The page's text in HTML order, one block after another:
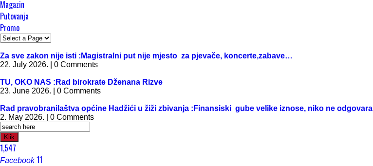
Magazin
Putovanja
Promo
Za sve zakon nije isti :Magistralni put nije mjesto za pjevače, koncerte,zabave…
22. July 2026. | 0 Comments
TU, OKO NAS :Rad birokrate Dženana Rizve
23. June 2026. | 0 Comments
Rad pravobranilaštva općine Hadžići u žiži zbivanja :Finansiski gube velike iznose, niko ne odgovara
2. May 2026. | 0 Comments
Klik
1,547
Facebook 11